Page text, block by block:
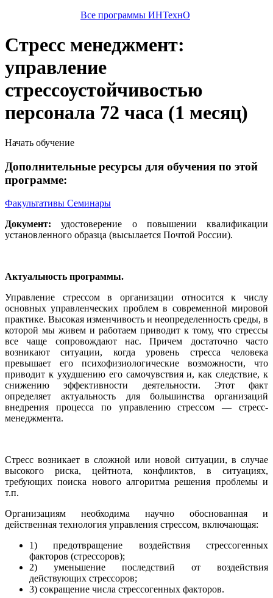
Все программы ИНТехнО
Стресс менеджмент:
управление
стрессоустойчивостью
персонала 72 часа (1 месяц)
Начать обучение
Дополнительные ресурсы для обучения по этой
программе:
Факультативы Семинары
Документ: удостоверение о повышении квалификации
установленного образца (высылается Почтой России).
Актуальность программы.
Управление стрессом в организации относится к числу
основных управленческих проблем в современной мировой
практике. Высокая изменчивость и неопределенность среды, в
которой мы живем и работаем приводит к тому, что стрессы
все чаще сопровождают нас. Причем достаточно часто
возникают ситуации, когда уровень стресса человека
превышает его психофизиологические возможности, что
приводит к ухудшению его самочувствия и, как следствие, к
снижению эффективности деятельности. Этот факт
определяет актуальность для большинства организаций
внедрения процесса по управлению стрессом — стресс-
менеджмента.
Стресс возникает в сложной или новой ситуации, в случае
высокого риска, цейтнота, конфликтов, в ситуациях,
требующих поиска нового алгоритма решения проблемы и
т.п.
Организациям необходима научно обоснованная и
действенная технология управления стрессом, включающая:
1) предотвращение воздействия стрессогенных
факторов (стрессоров);
2) уменьшение последствий от воздействия
действующих стрессоров;
3) сокращение числа стрессогенных факторов.